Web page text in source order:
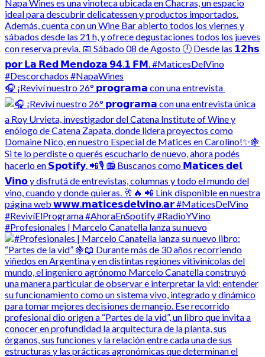
🎧 ¡Reviví nuestro 26° 𝗽𝗿𝗼𝗴𝗿𝗮𝗺𝗮 con una entrevista
#Profesionales | Marcelo Canatella lanza su nuevo